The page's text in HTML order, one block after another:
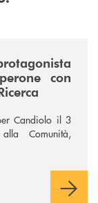
con
Candiolo il 3
Comunità,